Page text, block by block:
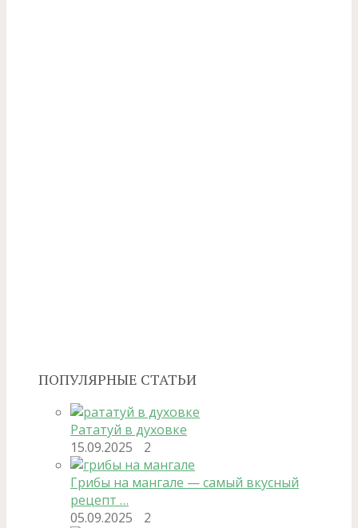
ПОПУЛЯРНЫЕ СТАТЬИ
Рататуй в духовке
15.09.2025
2
Грибы на мангале — самый вкусный
рецепт …
05.09.2025
2